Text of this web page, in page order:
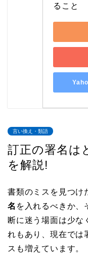
ること
言い換え・類語
訂正の署名は
を解説!
書類のミスを見つけ
名 を入れるべきか、
断に迷う場面は少な
れもあり、現在では
スも増えています。